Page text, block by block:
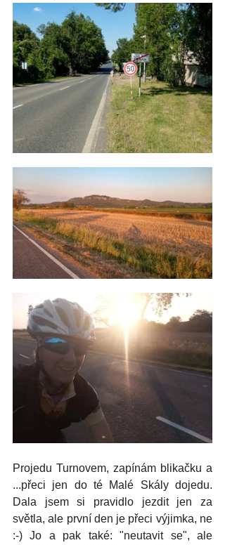
Projedu Turnovem, zapínám blikačku a
...přeci jen do té Malé Skály dojedu.
Dala jsem si pravidlo jezdit jen za
světla, ale první den je přeci výjimka, ne
:-) Jo a pak také: "neutavit se", ale